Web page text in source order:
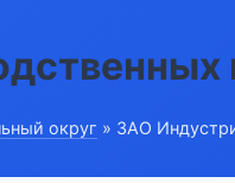
округ » ЗАО